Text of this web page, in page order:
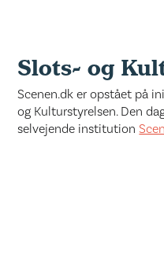
Slots- og
Scenen.dk er opstået på
og Kulturstyrelsen. Den
selvejende institution